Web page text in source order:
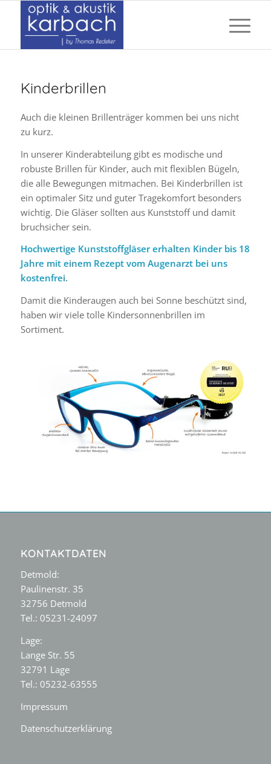
Kinderbrillen
Auch die kleinen Brillenträger kommen bei uns nicht
zu kurz.
In unserer Kinderabteilung gibt es modische und
robuste Brillen für Kinder, auch mit flexiblen Bügeln,
die alle Bewegungen mitmachen. Bei Kinderbrillen ist
ein optimaler Sitz und guter Tragekomfort besonders
wichtig. Die Gläser sollten aus Kunststoff und damit
bruchsicher sein.
Hochwertige Kunststoffgläser erhalten Kinder bis 18
Jahre mit einem Rezept vom Augenarzt bei uns
kostenfrei.
Damit die Kinderaugen auch bei Sonne beschützt sind,
haben wir viele tolle Kindersonnenbrillen im
Sortiment.
KONTAKTDATEN
Detmold:
Paulinenstr. 35
32756 Detmold
Tel.: 05231-24097
Lage:
Lange Str. 55
32791 Lage
Tel.: 05232-63555
Impressum
Datenschutzerklärung